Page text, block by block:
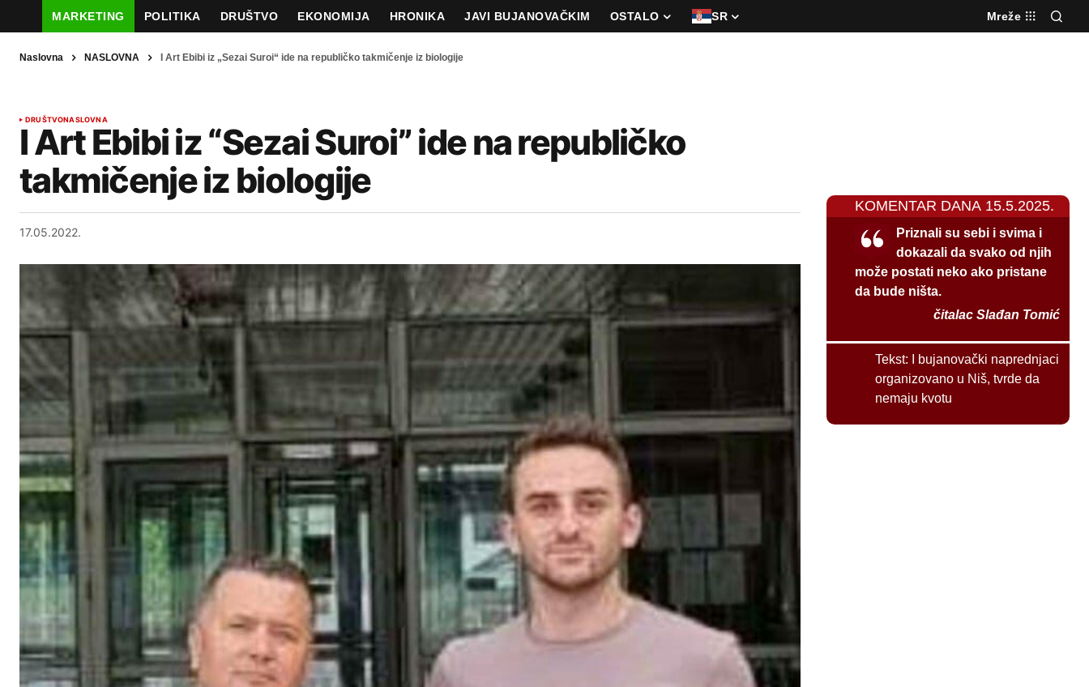
MARKETING POLITIKA DRUŠTVO EKONOMIJA HRONIKA JAVI BUJANOVAČKIM OSTALO SR Mreže
Naslovna NASLOVNA I Art Ebibi iz „Sezai Suroi“ ide na republičko takmičenje iz biologije
DRUŠTVONASLOVNA
I Art Ebibi iz “Sezai Suroi” ide na republičko
takmičenje iz biologije
17.05.2022.
KOMENTAR DANA 15.5.2025.
Priznali su sebi i svima i
dokazali da svako od njih
može postati neko ako pristane
da bude ništa.
čitalac Slađan Tomić
Tekst:
I bujanovački naprednjaci
organizovano u Niš, tvrde da
nemaju kvotu